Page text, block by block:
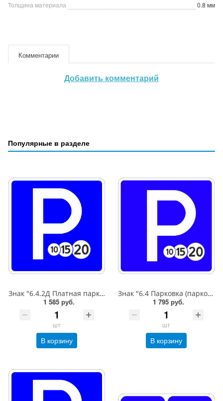
Толщина материала
0.8 мм
Комментарии
Добавить комментарий
Популярные в разделе
Знак "6.4.2Д Платная парковка для автотранспорта»,B=600,Тип А Коммерческая (3 года),металл 0.8 мм
1 585 руб.
шт
В корзину
Знак "6.4 Парковка (парковочное место)",B=600,Тип А (1б) Микропризм. (7-9 лет)металл 0.8 мм
1 795 руб.
шт
В корзину